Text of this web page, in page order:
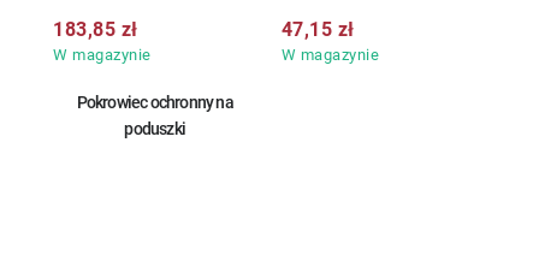
W magazynie
183,85 zł
W magazynie
47,15 zł
Pokrowiec ochronny na
poduszki